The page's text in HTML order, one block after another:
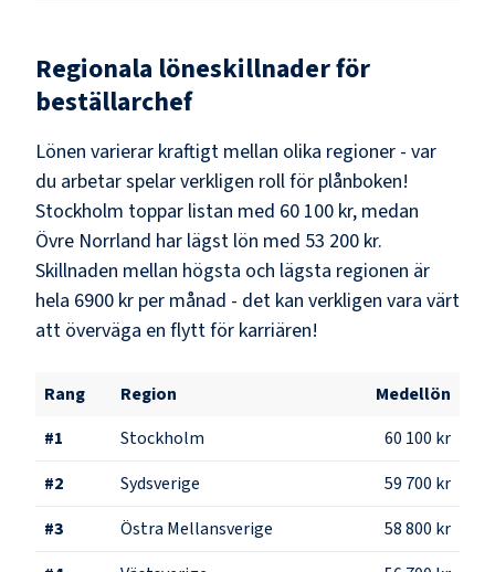
Regionala löneskillnader för
beställarchef
Lönen varierar kraftigt mellan olika regioner - var
du arbetar spelar verkligen roll för plånboken!
Stockholm toppar listan med 60 100 kr, medan
Övre Norrland har lägst lön med 53 200 kr.
Skillnaden mellan högsta och lägsta regionen är
hela 6900 kr per månad - det kan verkligen vara värt
att överväga en flytt för karriären!
Rang Region
Medellön
#1 Stockholm
60 100 kr
#2 Sydsverige
59 700 kr
#3 Östra Mellansverige
58 800 kr